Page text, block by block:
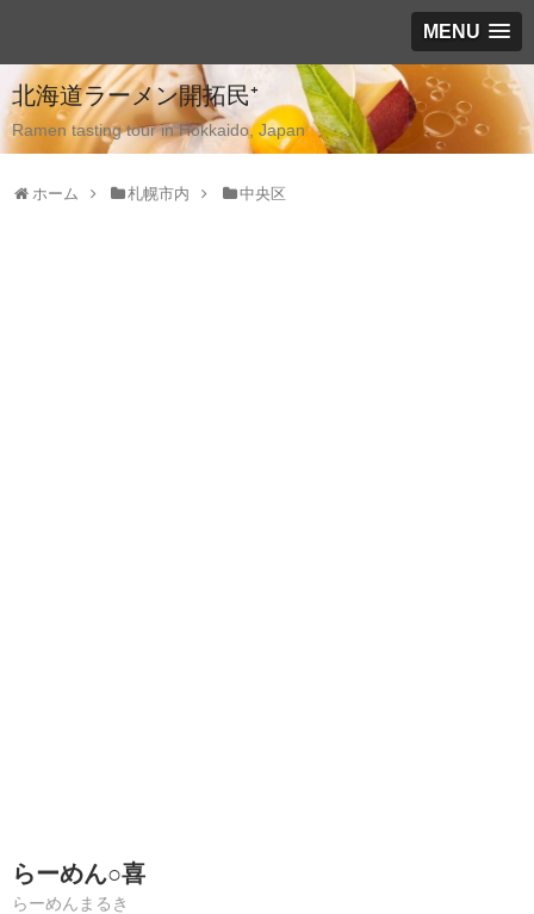
MENU
北海道ラーメン開拓民⁺
Ramen tasting tour in Hokkaido, Japan
ホーム 札幌市内 中央区
らーめん○喜
らーめんまるき